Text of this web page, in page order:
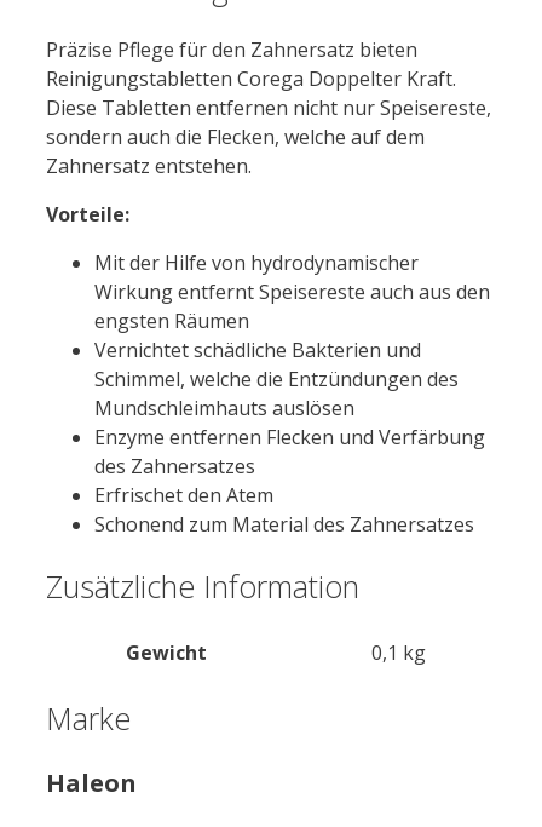
Präzise Pflege für den Zahnersatz bieten
Reinigungstabletten Corega Doppelter Kraft.
Diese Tabletten entfernen nicht nur Speisereste,
sondern auch die Flecken, welche auf dem
Zahnersatz entstehen.
Vorteile:
Mit der Hilfe von hydrodynamischer
Wirkung entfernt Speisereste auch aus den
engsten Räumen
Vernichtet schädliche Bakterien und
Schimmel, welche die Entzündungen des
Mundschleimhauts auslösen
Enzyme entfernen Flecken und Verfärbung
des Zahnersatzes
Erfrischet den Atem
Schonend zum Material des Zahnersatzes
Zusätzliche Information
Gewicht 0,1 kg
Marke
Haleon